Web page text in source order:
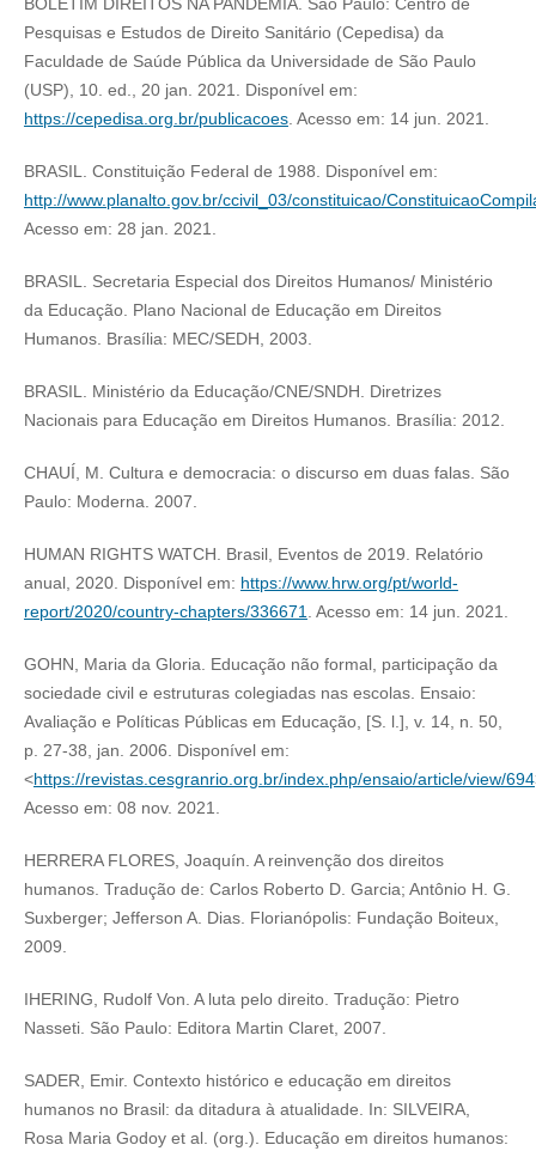
BOLETIM DIREITOS NA PANDEMIA. São Paulo: Centro de
Pesquisas e Estudos de Direito Sanitário (Cepedisa) da
Faculdade de Saúde Pública da Universidade de São Paulo
(USP), 10. ed., 20 jan. 2021. Disponível em:
https://cepedisa.org.br/publicacoes. Acesso em: 14 jun. 2021.
BRASIL. Constituição Federal de 1988. Disponível em:
http://www.planalto.gov.br/ccivil_03/constituicao/
Acesso em: 28 jan. 2021.
BRASIL. Secretaria Especial dos Direitos Humanos/ Ministério
da Educação. Plano Nacional de Educação em Direitos
Humanos. Brasília: MEC/SEDH, 2003.
BRASIL. Ministério da Educação/CNE/SNDH. Diretrizes
Nacionais para Educação em Direitos Humanos. Brasília: 2012.
CHAUÍ, M. Cultura e democracia: o discurso em duas falas. São
Paulo: Moderna. 2007.
HUMAN RIGHTS WATCH. Brasil, Eventos de 2019. Relatório
anual, 2020. Disponível em: https://www.hrw.org/pt/world-
report/2020/country-chapters/336671. Acesso em: 14 jun. 2021.
GOHN, Maria da Gloria. Educação não formal, participação da
sociedade civil e estruturas colegiadas nas escolas. Ensaio:
Avaliação e Políticas Públicas em Educação, [S. l.], v. 14, n. 50,
p. 27-38, jan. 2006. Disponível em:
<https://revistas.cesgranrio.org.br/index.php/ensaio/article/view/694
Acesso em: 08 nov. 2021.
HERRERA FLORES, Joaquín. A reinvenção dos direitos
humanos. Tradução de: Carlos Roberto D. Garcia; Antônio H. G.
Suxberger; Jefferson A. Dias. Florianópolis: Fundação Boiteux,
2009.
IHERING, Rudolf Von. A luta pelo direito. Tradução: Pietro
Nasseti. São Paulo: Editora Martin Claret, 2007.
SADER, Emir. Contexto histórico e educação em direitos
humanos no Brasil: da ditadura à atualidade. In: SILVEIRA,
Rosa Maria Godoy et al. (org.). Educação em direitos humanos: